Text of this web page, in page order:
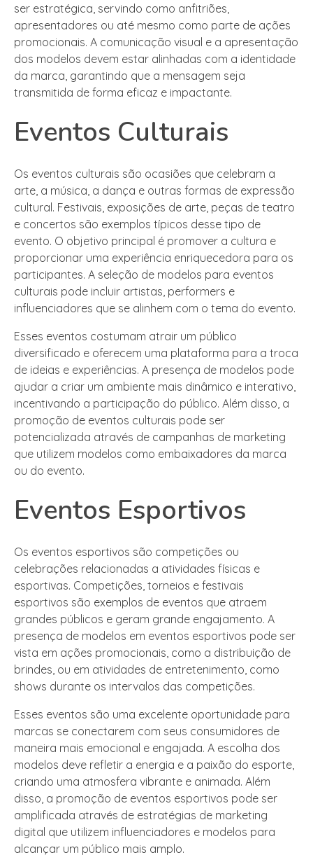
ser estratégica, servindo como anfitriões,
apresentadores ou até mesmo como parte de ações
promocionais. A comunicação visual e a apresentação
dos modelos devem estar alinhadas com a identidade
da marca, garantindo que a mensagem seja
transmitida de forma eficaz e impactante.
Eventos Culturais
Os eventos culturais são ocasiões que celebram a
arte, a música, a dança e outras formas de expressão
cultural. Festivais, exposições de arte, peças de teatro
e concertos são exemplos típicos desse tipo de
evento. O objetivo principal é promover a cultura e
proporcionar uma experiência enriquecedora para os
participantes. A seleção de modelos para eventos
culturais pode incluir artistas, performers e
influenciadores que se alinhem com o tema do evento.
Esses eventos costumam atrair um público
diversificado e oferecem uma plataforma para a troca
de ideias e experiências. A presença de modelos pode
ajudar a criar um ambiente mais dinâmico e interativo,
incentivando a participação do público. Além disso, a
promoção de eventos culturais pode ser
potencializada através de campanhas de marketing
que utilizem modelos como embaixadores da marca
ou do evento.
Eventos Esportivos
Os eventos esportivos são competições ou
celebrações relacionadas a atividades físicas e
esportivas. Competições, torneios e festivais
esportivos são exemplos de eventos que atraem
grandes públicos e geram grande engajamento. A
presença de modelos em eventos esportivos pode ser
vista em ações promocionais, como a distribuição de
brindes, ou em atividades de entretenimento, como
shows durante os intervalos das competições.
Esses eventos são uma excelente oportunidade para
marcas se conectarem com seus consumidores de
maneira mais emocional e engajada. A escolha dos
modelos deve refletir a energia e a paixão do esporte,
criando uma atmosfera vibrante e animada. Além
disso, a promoção de eventos esportivos pode ser
amplificada através de estratégias de marketing
digital que utilizem influenciadores e modelos para
alcançar um público mais amplo.